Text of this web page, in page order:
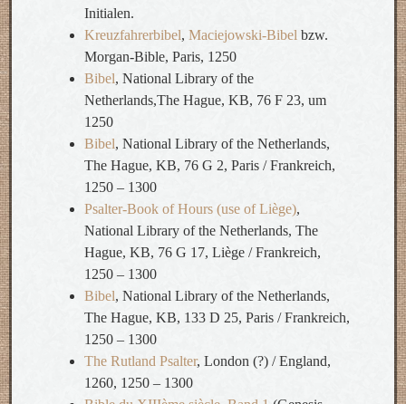
Initialen.
Kreuzfahrerbibel, Maciejowski-Bibel bzw.
Morgan-Bible, Paris, 1250
Bibel, National Library of the
Netherlands,The Hague, KB, 76 F 23, um
1250
Bibel, National Library of the Netherlands,
The Hague, KB, 76 G 2, Paris / Frankreich,
1250 – 1300
Psalter-Book of Hours (use of Liège),
National Library of the Netherlands, The
Hague, KB, 76 G 17, Liège / Frankreich,
1250 – 1300
Bibel, National Library of the Netherlands,
The Hague, KB, 133 D 25, Paris / Frankreich,
1250 – 1300
The Rutland Psalter, London (?) / England,
1260, 1250 – 1300